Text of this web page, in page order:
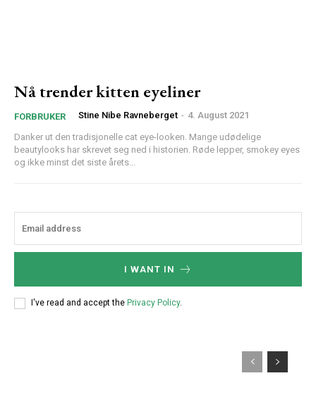
Nå trender kitten eyeliner
FORBRUKER Stine Nibe Ravneberget - 4. August 2021
Danker ut den tradisjonelle cat eye-looken. Mange udødelige
beautylooks har skrevet seg ned i historien. Røde lepper, smokey eyes
og ikke minst det siste årets...
I WANT IN
I've read and accept the Privacy Policy.